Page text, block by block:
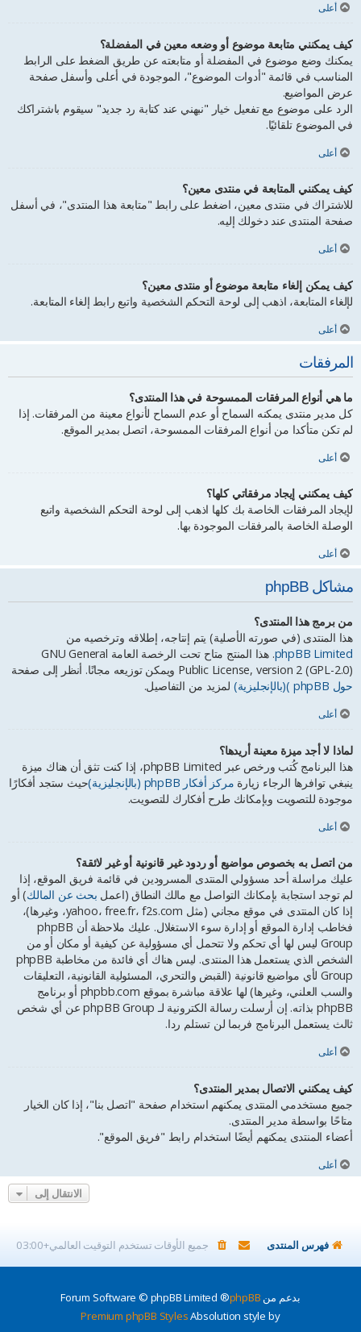
أعلى
كيف يمكنني متابعة موضوع أو وضعه معين في المفضلة؟
يمكنك وضع موضوع في المفضلة أو متابعته عن طريق الضغط على الرابط
المناسب في قائمة "أدوات الموضوع"، الموجودة في أعلى وأسفل صفحة
عرض المواضيع.
الرد على موضوع مع تفعيل خيار "نبهني عند كتابة رد جديد" سيقوم باشتراكك
في الموضوع تلقائيًا.
أعلى
كيف يمكنني المتابعة في منتدى معين؟
للاشتراك في منتدى معين، اضغط على رابط "متابعة هذا المنتدى"، في أسفل
صفحة المنتدى عند دخولك إليه.
أعلى
كيف يمكن إلغاء متابعة موضوع أو منتدى معين؟
لإلغاء المتابعة، اذهب إلى لوحة التحكم الشخصية واتبع رابط إلغاء المتابعة.
أعلى
المرفقات
ما هي أنواع المرفقات الممسوحة في هذا المنتدى؟
كل مدير منتدى يمكنه السماح أو عدم السماح لأنواع معينة من المرفقات. إذا
لم تكن متأكدا من أنواع المرفقات الممسوحة، اتصل بمدير الموقع.
أعلى
كيف يمكنني إيجاد مرفقاتي كلها؟
لإيجاد المرفقات الخاصة بك كلها اذهب إلى لوحة التحكم الشخصية واتبع
الوصلة الخاصة بالمرفقات الموجودة بها.
أعلى
مشاكل phpBB
من برمج هذا المنتدى؟
هذا المنتدى (في صورته الأصلية) يتم إنتاجه، إطلاقه وترخصيه من
phpBB Limited
. هذا المنتج متاح تحت الرخصة العامة GNU General
Public License, version 2 (GPL-2.0) ويمكن توزيعه مجانًا. أنظر إلى صفحة
حول phpBB )(بالإنجليزية)
لمزيد من التفاصيل.
أعلى
لماذا لا أجد ميزة معينة أريدها؟
هذا البرنامج كُتب ورخص عبر phpBB Limited، إذا كنت تثق أن هناك ميزة
ينبغي توافرها الرجاء زيارة مركز أفكار phpBB (بالإنجليزية)
حيث ستجد أفكارًا
موجودة للتصويت وبإمكانك طرح أفكارك للتصويت.
أعلى
من اتصل به بخصوص مواضيع أو ردود غير قانونية أو غير لائقة؟
عليك مراسلة أحد مسؤولي المنتدى المسرودين في قائمة فريق الموقع، إذا
لم توجد استجابة بإمكانك التواصل مع مالك النطاق (اعمل بحث عن المالك) أو
إذا كان المنتدى في موقع مجاني (مثل yahoo، free.fr، f2s.com، وغيرها)،
فخاطب إدارة الموقع أو إدارة سوء الاستغلال. عليك ملاحظة أن phpBB
Group ليس لها أي تحكم ولا تتحمل أي مسؤولية عن كيفية أو مكان أو من
الشخص الذي يستعمل هذا المنتدى. ليس هناك أي فائدة من مخاطبة phpBB
Group لأي مواضيع قانونية (القبض والتحري، المسئولية القانونية، التعليقات
والسب العلني، وغيرها) لها علاقة مباشرة بموقع phpbb.com أو برنامج
phpBB بذاته. إن أرسلت رسالة الكترونية لـ phpBB Group عن أي شخص
ثالث يستعمل البرنامج فربما لن تستلم ردا.
أعلى
كيف يمكنني الاتصال بمدير المنتدى؟
جميع مستخدمي المنتدى يمكنهم استخدام صفحة "اتصل بنا"، إذا كان الخيار
متاحًا بواسطة مدير المنتدى.
أعضاء المنتدى يمكنهم أيضًا استخدام رابط "فريق الموقع".
أعلى
الانتقال إلى
فهرس المنتدى جميع الأوقات تستخدم التوقيت العالمي+03:00
بدعم من phpBB
® Forum Software © phpBB Limited
Absolution style by
Premium phpBB Styles